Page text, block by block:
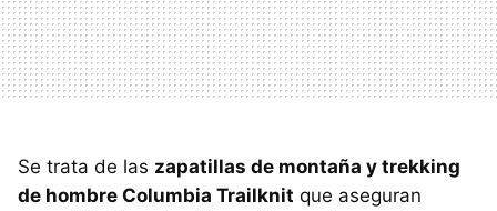
Se trata de las zapatillas de montaña y trekking
de hombre Columbia Trailknit que aseguran